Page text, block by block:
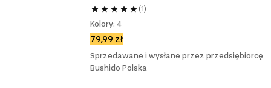
(1)
Kolory: 4
79,99 zł
Sprzedawane i wysłane przez przedsiębiorcę
Bushido Polska